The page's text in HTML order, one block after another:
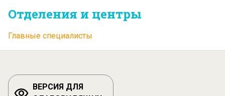
Отделения и центры
Главные специалисты
ВЕРСИЯ ДЛЯ